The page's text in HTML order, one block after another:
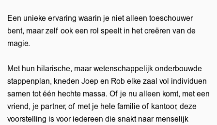
Een unieke ervaring waarin je niet alleen toeschouwer
bent, maar zelf ook een rol speelt in het creëren van de
magie.
Met hun hilarische, maar wetenschappelijk onderbouwde
stappenplan, kneden Joep en Rob elke zaal vol individuen
samen tot één hechte massa. Of je nu alleen komt, met een
vriend, je partner, of met je hele familie of kantoor, deze
voorstelling is voor iedereen die snakt naar menselijk